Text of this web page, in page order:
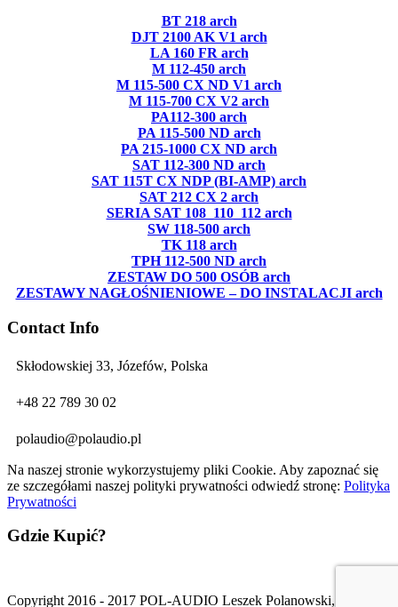
BT 218 arch
DJT 2100 AK V1 arch
LA 160 FR arch
M 112-450 arch
M 115-500 CX ND V1 arch
M 115-700 CX V2 arch
PA112-300 arch
PA 115-500 ND arch
PA 215-1000 CX ND arch
SAT 112-300 ND arch
SAT 115T CX NDP (BI-AMP) arch
SAT 212 CX 2 arch
SERIA SAT 108_110_112 arch
SW 118-500 arch
TK 118 arch
TPH 112-500 ND arch
ZESTAW DO 500 OSÓB arch
ZESTAWY NAGŁOŚNIENIOWE – DO INSTALACJI arch
Contact Info
Skłodowskiej 33, Józefów, Polska
+48 22 789 30 02
polaudio@polaudio.pl
Na naszej stronie wykorzystujemy pliki Cookie. Aby zapoznać się
ze szczegółami naszej polityki prywatności odwiedź stronę: Polityka
Prywatności
Gdzie Kupić?
Copyright 2016 - 2017 POL-AUDIO Leszek Polanowski, All Right